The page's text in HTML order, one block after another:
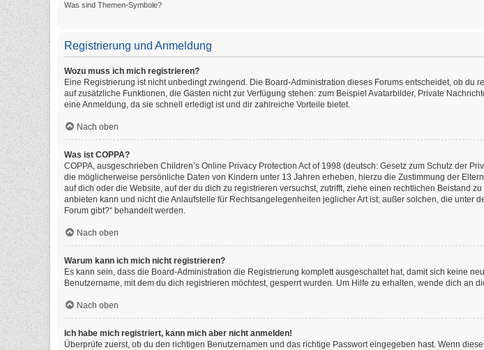
Was sind Themen-Symbole?
Registrierung und Anmeldung
Wozu muss ich mich registrieren?
Eine Registrierung ist nicht unbedingt zwingend. Die Board-Administration dieses Forums entscheidet, ob
auf zusätzliche Funktionen, die Gästen nicht zur Verfügung stehen: zum Beispiel Avatarbilder, Private
eine Anmeldung, da sie schnell erledigt ist und dir zahlreiche Vorteile bietet.
Nach oben
Was ist COPPA?
COPPA, ausgeschrieben Children’s Online Privacy Protection Act of 1998 (deutsch: Gesetz zum Schutz der
die möglicherweise persönliche Daten von Kindern unter 13 Jahren erheben, hierzu die Zustimmung der
auf dich oder die Website, auf der du dich zu registrieren versuchst, zutrifft, ziehe einen rechtlichen Beistand
anbieten kann und nicht die Anlaufstelle für Rechtsangelegenheiten jeglicher Art ist; außer solchen, die unter
Forum gibt?“ behandelt werden.
Nach oben
Warum kann ich mich nicht registrieren?
Es kann sein, dass die Board-Administration die Registrierung komplett ausgeschaltet hat, damit sich keine
Benutzername, mit dem du dich registrieren möchtest, gesperrt wurden. Um Hilfe zu erhalten, wende dich an
Nach oben
Ich habe mich registriert, kann mich aber nicht anmelden!
Überprüfe zuerst, ob du den richtigen Benutzernamen und das richtige Passwort eingegeben hast. Wenn